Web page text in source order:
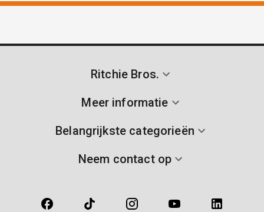
Ritchie Bros.
Meer informatie
Belangrijkste categorieën
Neem contact op